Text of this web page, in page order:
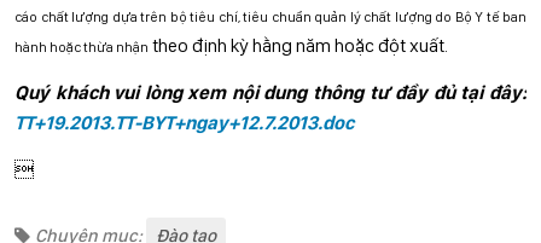
cáo chất lượng dựa trên bộ tiêu chí, tiêu chuẩn quản lý chất lượng do Bộ Y tế ban
hành hoặc thừa nhận theo định kỳ hằng năm hoặc đột xuất.
Quý khách vui lòng xem nội dung thông tư đầy đủ tại đây:
TT+19.2013.TT-BYT+ngay+12.7.2013.doc

Chuyên mục: Đào tạo